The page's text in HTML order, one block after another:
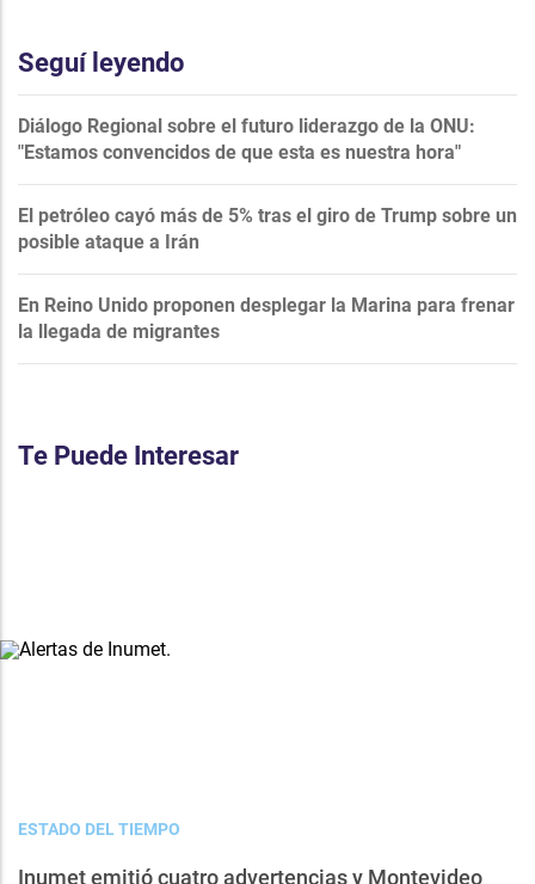
Seguí leyendo
Diálogo Regional sobre el futuro liderazgo de la ONU:
"Estamos convencidos de que esta es nuestra hora"
El petróleo cayó más de 5% tras el giro de Trump sobre un
posible ataque a Irán
En Reino Unido proponen desplegar la Marina para frenar
la llegada de migrantes
Te Puede Interesar
ESTADO DEL TIEMPO
Inumet emitió cuatro advertencias y Montevideo